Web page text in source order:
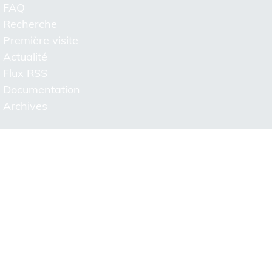
FAQ
Recherche
Première visite
Actualité
Flux RSS
Documentation
Archives